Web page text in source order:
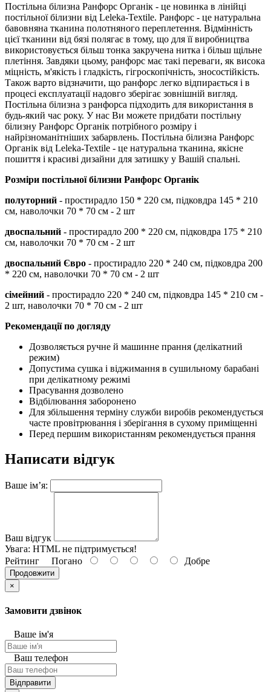
Постільна білизна Ранфорс Органік - це новинка в лінійці
постільної білизни від Leleka-Textile. Ранфорс - це натуральна
бавовняна тканина полотняного переплетення. Відмінність
цієї тканини від бязі полягає в тому, що для її виробництва
використовується більш тонка закручена нитка і більш щільне
плетіння. Завдяки цьому, ранфорс має такі переваги, як висока
міцність, м'якість і гладкість, гігроскопічність, зносостійкість.
Також варто відзначити, що ранфорс легко відпирається і в
процесі експлуатації надовго зберігає зовнішній вигляд.
Постільна білизна з ранфорса підходить для використання в
будь-який час року. У нас Ви можете придбати постільну
білизну Ранфорс Органік потрібного розміру і
найрізноманітніших забарвлень. Постільна білизна Ранфорс
Органік від Leleka-Textile - це натуральна тканина, якісне
пошиття і красиві дизайни для затишку у Вашій спальні.
Розміри постільної білизни Ранфорс Органік
полуторний - простирадло 150 * 220 см, підковдра 145 * 210
см, наволочки 70 * 70 см - 2 шт
двоспальний - простирадло 200 * 220 см, підковдра 175 * 210
см, наволочки 70 * 70 см - 2 шт
двоспальний Євро - простирадло 220 * 240 см, підковдра 200
* 220 см, наволочки 70 * 70 см - 2 шт
сімейний - простирадло 220 * 240 см, підковдра 145 * 210 см -
2 шт, наволочки 70 * 70 см - 2 шт
Рекомендації по догляду
Дозволяється ручне й машинне прання (делікатний
режим)
Допустима сушка і віджимання в сушильному барабані
при делікатному режимі
Прасування дозволено
Відбілювання заборонено
Для збільшення терміну служби виробів рекомендується
часте провітрювання і зберігання в сухому приміщенні
Перед першим використанням рекомендується прання
Написати відгук
Ваше ім’я:
Ваш відгук
Увага: HTML не підтримується!
Рейтинг Погано Добре
Продовжити
×
Замовити дзвінок
Ваше ім'я
Ваш телефон
Відправити